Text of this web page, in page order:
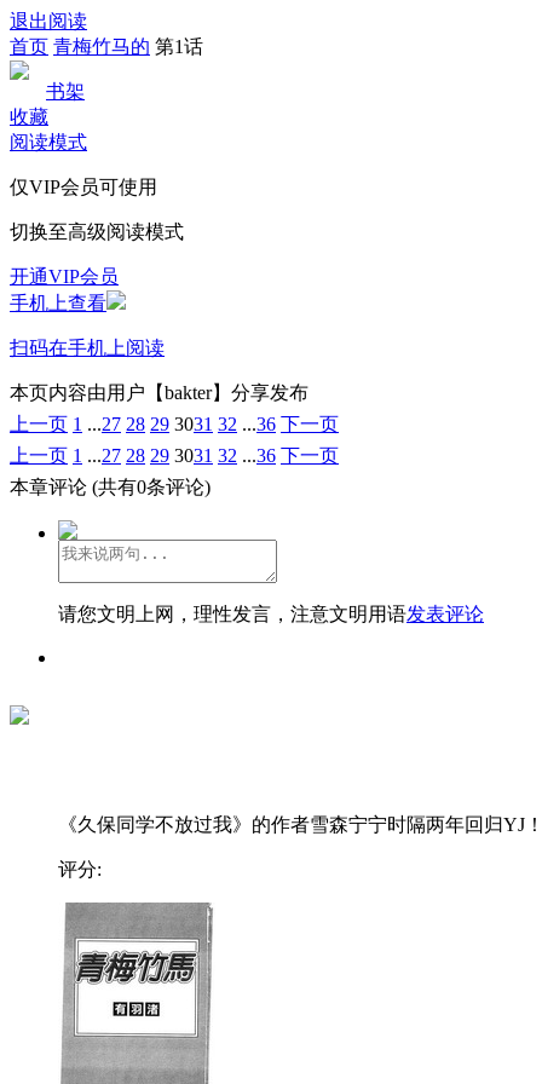
退出阅读
首页 青梅竹马的 第1话
书架
收藏
阅读模式
仅VIP会员可使用
切换至高级阅读模式
开通VIP会员
手机上查看
扫码在手机上阅读
本页内容由用户【bakter】分享发布
上一页 1 ...27 28 29 3031 32 ...36 下一页
上一页 1 ...27 28 29 3031 32 ...36 下一页
本章评论 (共有0条评论)
请您文明上网，理性发言，注意文明用语发表评论
《久保同学不放过我》的作者雪森宁宁时隔两年回归YJ
评分: